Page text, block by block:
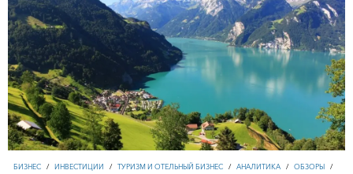
БИЗНЕС / ИНВЕСТИЦИИ / ТУРИЗМ И ОТЕЛЬНЫЙ БИЗНЕС / АНАЛИТИКА / ОБЗОРЫ /